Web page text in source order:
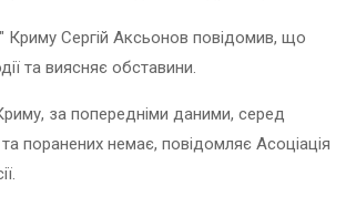
Криму Сергій Аксьонов повідомив, що
та виясняє обставини.
за попередніми даними, серед
та поранених немає, повідомляє Асоціація